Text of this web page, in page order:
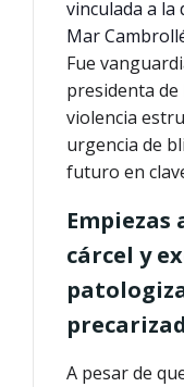
Mar
Fue
presidenta
violencia
urgencia de
futuro en
cárcel y
A pesar de